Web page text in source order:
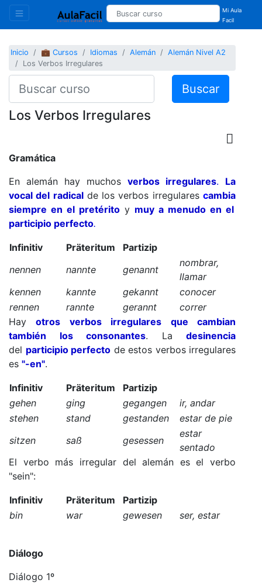
Mi Aula
Facil
Inicio 💼 Cursos Idiomas Alemán
Alemán Nivel A2
Los Verbos Irregulares
Buscar
Los Verbos Irregulares
Gramática
En alemán hay muchos verbos irregulares. La
vocal del radical de los verbos irregularescambia
siempre en el pretérito y muy a menudo en el
participio perfecto.
Infinitiv Präteritum
Partizip
nennen
nannte genannt
nombrar,
llamar
kennen
kannte gekannt
conocer
rennen
rannte gerannt
correr
Hayotros verbos irregulares que cambian
también los consonantes. La desinencia
del participio perfecto de estos verbos irregulares
es "-en".
Infinitiv Präteritum
Partizip
gehen
ging gegangen
ir, andar
stehen
stand gestanden
estar de pie
sitzen
saß gesessen
estar
sentado
El verbo más irregular del alemán es el verbo
"sein":
Infinitiv Präteritum
Partizip
bin
war gewesen ser, estar
Diálogo
Diálogo 1º